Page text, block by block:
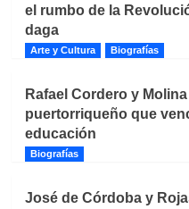
el rumbo de la
daga
Arte y Cultura Biografías
Rafael Cordero y
puertorriqueño que
educación
Biografías
José de Córdoba y